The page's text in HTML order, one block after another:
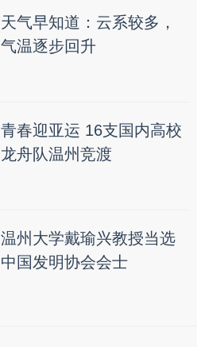
天气早知道：云系较多，
气温逐步回升
青春迎亚运 16支国内高校
龙舟队温州竞渡
温州大学戴瑜兴教授当选
中国发明协会会士